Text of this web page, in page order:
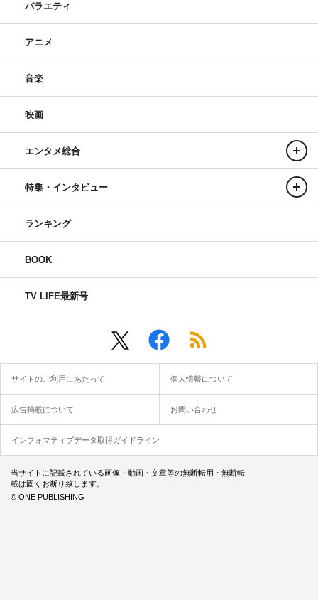
バラエティ
アニメ
音楽
映画
エンタメ総合
特集・インタビュー
ランキング
BOOK
TV LIFE最新号
サイトのご利用にあたって 個人情報について
広告掲載について お問い合わせ
インフォマティブデータ取得ガイドライン
当サイトに記載されている画像・動画・文章等の無断転用・無断転
載は固くお断り致します。
© ONE PUBLISHING